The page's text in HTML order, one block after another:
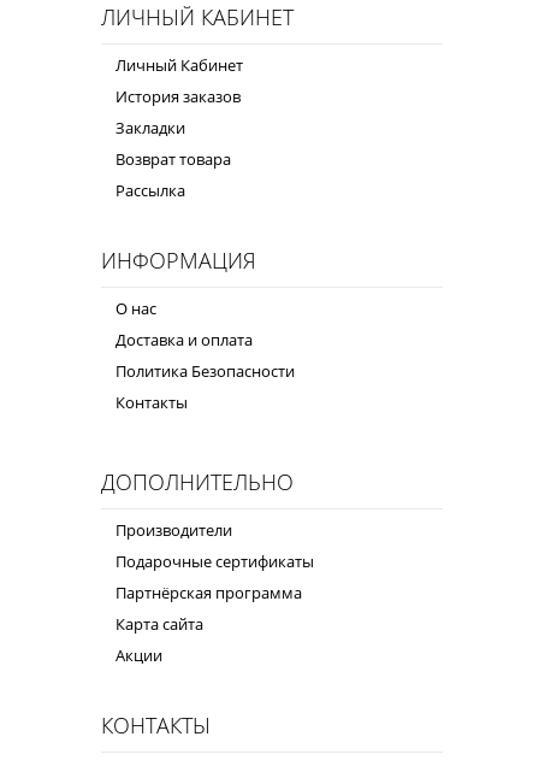
ЛИЧНЫЙ КАБИНЕТ
Личный Кабинет
История заказов
Закладки
Возврат товара
Рассылка
ИНФОРМАЦИЯ
О нас
Доставка и оплата
Политика Безопасности
Контакты
ДОПОЛНИТЕЛЬНО
Производители
Подарочные сертификаты
Партнёрская программа
Карта сайта
Акции
КОНТАКТЫ